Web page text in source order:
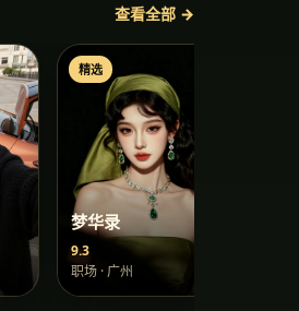
查看全部 →
精选
梦华录
9.3
职场 · 广州